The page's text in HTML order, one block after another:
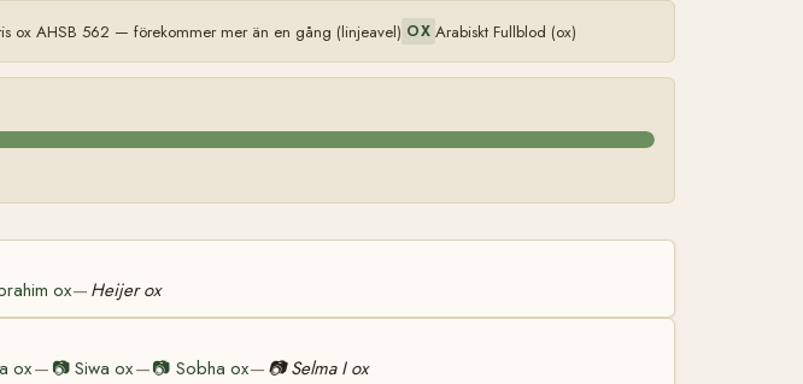
ox AHSB 562 — förekommer mer än en gång (linjeavel) OX Arabiskt Fullblod (ox)
ox— Heijer ox
ox— 📷Siwa ox—📷 Sobha ox— 📷 Selma I ox